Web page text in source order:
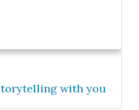
with you